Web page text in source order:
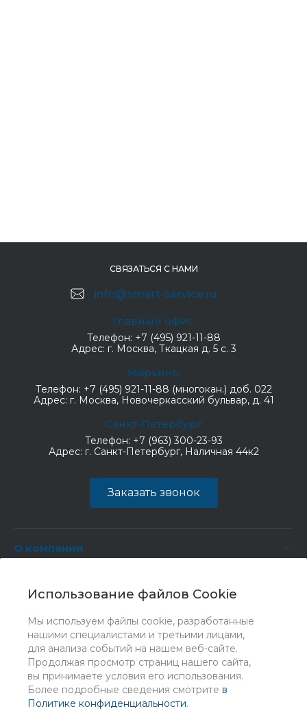
Использование файлов Cookie
Мы используем файлы cookie, разработанные
нашими специалистами и третьими лицами,
для анализа событий на нашем веб-сайте.
Продолжая просмотр страниц нашего сайта,
вы принимаете условия его использования.
Более подробные сведения смотрите в
Политике конфиденциальности.
СВЯЗАТЬСЯ С НАМИ
info@smart-service.ru
Главный офис
Телефон: +7 (495) 921-11-88
Адрес: г. Москва, Ткацкая д. 5 с. 3
Марьино
Телефон: +7 (495) 921-11-88 (многокан.) доб. 022
Адрес: г. Москва, Новочеркасский бульвар, д. 41
Санкт-Петербург
Телефон: +7 (963) 300-23-93
Адрес: г. Санкт-Петербург, Наличная 44к2
Заказать звонок
О компании
Услуги